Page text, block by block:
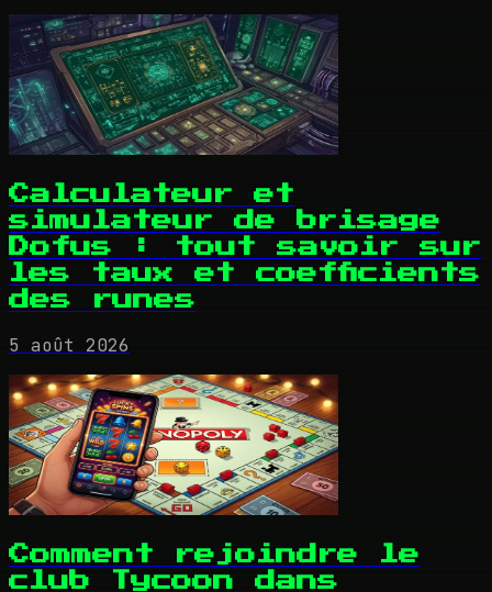
Calculateur et
simulateur de brisage
Dofus : tout savoir sur
les taux et coefficients
des runes
5 août 2026
Comment rejoindre le
club Tycoon dans